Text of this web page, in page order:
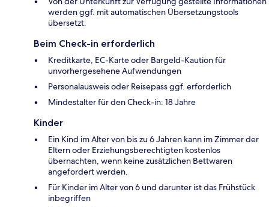
werden ggf. mit automatischen Übersetzungstools
übersetzt.
Beim Check-in erforderlich
Kreditkarte, EC-Karte oder Bargeld-Kaution für
unvorhergesehene Aufwendungen
Personalausweis oder Reisepass ggf. erforderlich
Mindestalter für den Check-in: 18 Jahre
Kinder
Ein Kind im Alter von bis zu 6 Jahren kann im Zimmer der
Eltern oder Erziehungsberechtigten kostenlos
übernachten, wenn keine zusätzlichen Bettwaren
angefordert werden.
Für Kinder im Alter von 6 und darunter ist das Frühstück
inbegriffen